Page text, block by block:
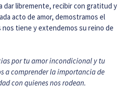
dar libremente, recibir con gratitud y
acto de amor, demostramos el
nos tiene y extendemos su reino de
por tu amor incondicional y tu
a comprender la importancia de
con quienes nos rodean.